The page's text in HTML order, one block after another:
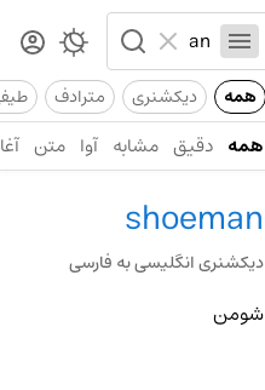
همه دیکشنری مترادف
همه دقیق مشابه آوا متن
shoeman
دیکشنری انگلیسی به فارسی
شومن